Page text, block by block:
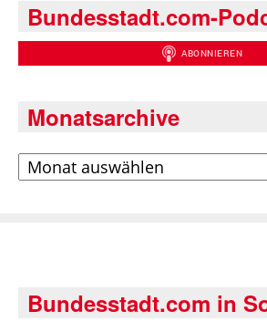
Bundesstadt.com-
Monatsarchive
Archiv
Bundesstadt.com in